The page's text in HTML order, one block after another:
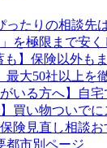
ったりの相談先
を極限まで安く
も】保険以外も
最大50社以上
がいる方へ】自
】買い物ついで
険見直し相談
都市別ページ